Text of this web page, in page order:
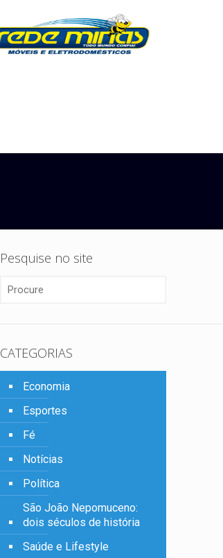
Pesquise no site
CATEGORIAS
Economia
Esportes
Fé
Notícias
Política
São João Nepomuceno:
dois séculos de história
Saúde e Lifestyle